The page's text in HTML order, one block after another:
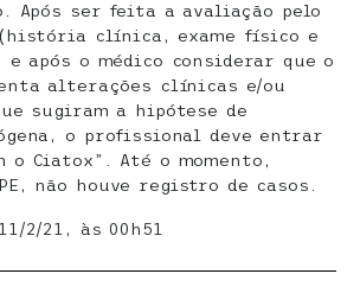
Após ser feita a avaliação pelo
(história clínica, exame físico e
após o médico considerar que o
alterações clínicas e/ou
sugiram a hipótese de
o profissional deve entrar
o Ciatox”. Até o momento,
não houve registro de casos.
2/21, às 00h51